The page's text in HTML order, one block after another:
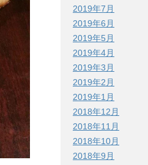
2019年7月
2019年6月
2019年5月
2019年4月
2019年3月
2019年2月
2019年1月
2018年12月
2018年11月
2018年10月
2018年9月